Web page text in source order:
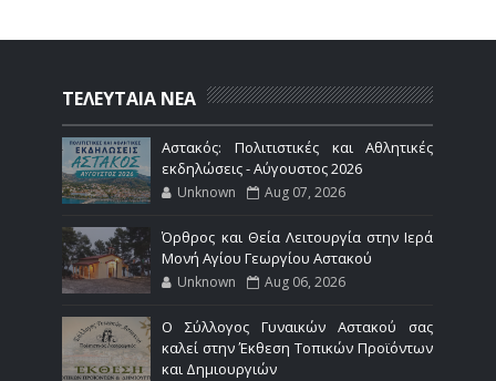
ΤΕΛΕΥΤΑΙΑ ΝΕΑ
Αστακός: Πολιτιστικές και Αθλητικές
εκδηλώσεις - Αύγουστος 2026
Unknown Aug 07, 2026
Όρθρος και Θεία Λειτουργία στην Ιερά
Μονή Αγίου Γεωργίου Αστακού
Unknown Aug 06, 2026
Ο Σύλλογος Γυναικών Αστακού σας
καλεί στην Έκθεση Τοπικών Προϊόντων
και Δημιουργιών